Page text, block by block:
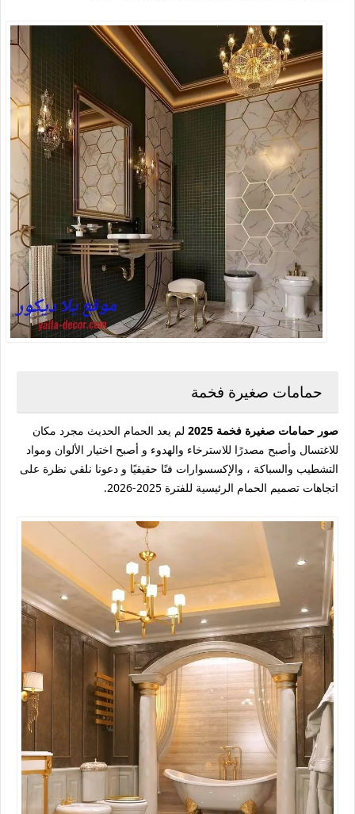
حمامات صغيرة فخمة
صور حمامات صغيرة فخمة 2025
لم يعد الحمام الحديث مجرد مكان
للاغتسال وأصبح مصدرًا للاسترخاء والهدوء و أصبح اختيار الألوان ومواد
التشطيب والسباكة ، والإكسسوارات فنًا حقيقيًا و دعونا نلقي نظرة على
اتجاهات تصميم الحمام الرئيسية للفترة 2025-2026.